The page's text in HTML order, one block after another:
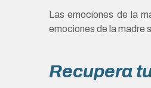
Las emociones de la
emociones de la madre
Recupera